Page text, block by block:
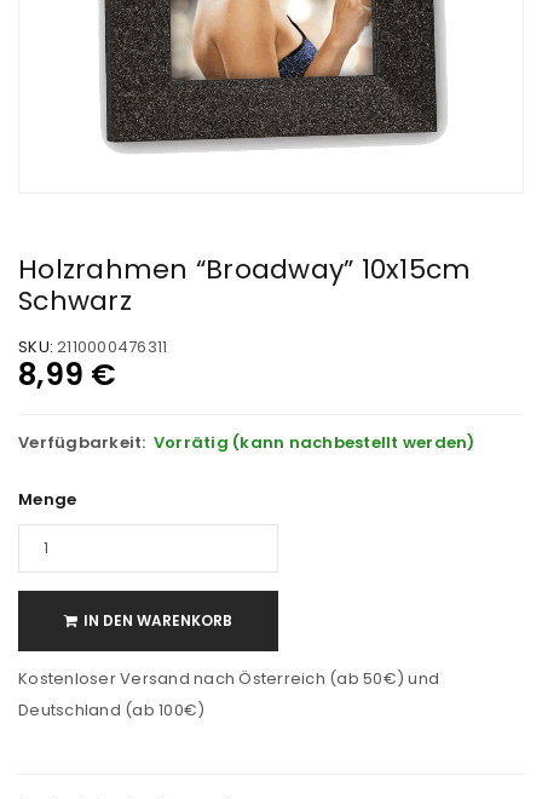
Holzrahmen “Broadway” 10x15cm
Schwarz
SKU: 2110000476311
8,99 €
Verfügbarkeit: Vorrätig (kann nachbestellt werden)
Menge
IN DEN WARENKORB
Kostenloser Versand nach Österreich (ab 50€) und
Deutschland (ab 100€)